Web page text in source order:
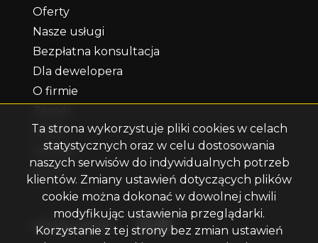
Oferty
Nasze usługi
Bezpłatna konsultacja
Dla dewelopera
O firmie
Praca
Kontakt
Rodo
social media Facebook
Facebook
Facebook
Ta strona wykorzystuje pliki cookies w celach
statystycznych oraz w celu dostosowania
naszych serwisów do indywidualnych potrzeb
klientów. Zmiany ustawień dotyczących plików
cookie można dokonać w dowolnej chwili
modyfikując ustawienia przeglądarki.
Korzystanie z tej strony bez zmian ustawień